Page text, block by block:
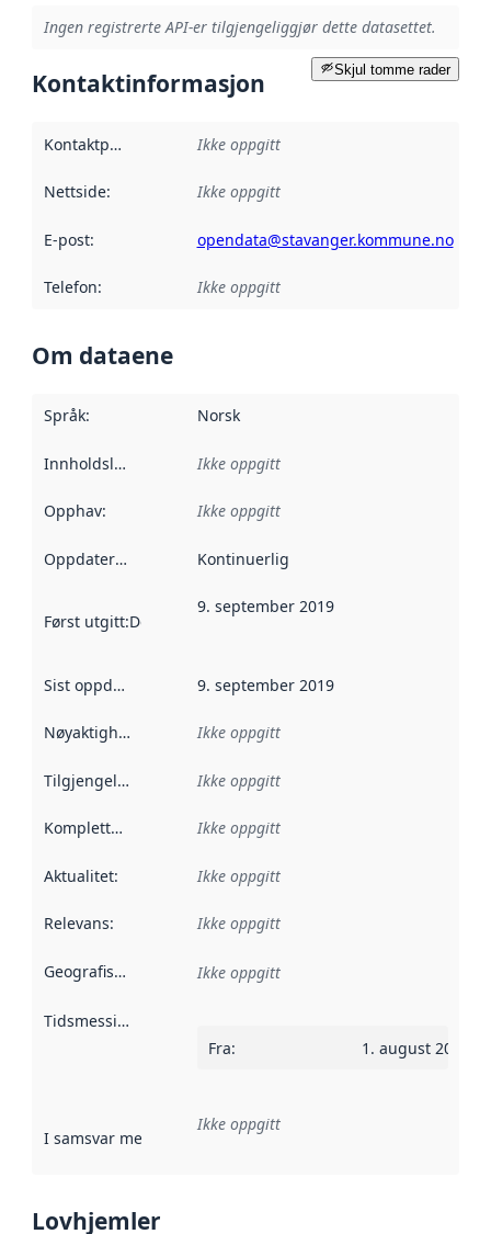
Ingen registrerte API-er tilgjengeliggjør dette datasettet.
Skjul tomme rader
Kontaktinformasjon
Kontaktpunkt Ikke oppgitt
Nettside: Ikke oppgitt
E-post: opendata@stavanger.kommune.no
Telefon: Ikke oppgitt
Om dataene
Språk: Norsk
Innholdsleverandører :
Ikke oppgitt
Opphav: Ikke oppgitt
Oppdateringsfrekvens :
Kontinuerlig
Først utgitt:Denne datoen sier når dataene i dette
9. september 2019
Sist oppdatert 9. september 2019
Nøyaktighet Ikke oppgitt
Tilgjengelighet Ikke oppgitt
Kompletthet Ikke oppgitt
Aktualitet: Ikke oppgitt
Relevans: Ikke oppgitt
Geografisk avgrensning :
Ikke oppgitt
Tidsmessig avgrensning
Fra: 1. august 2019
I samsvar med Referanse til en implementasjonsregel
Ikke oppgitt
Lovhjemler